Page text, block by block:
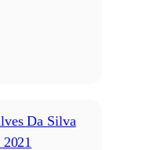
Da Silva
2021